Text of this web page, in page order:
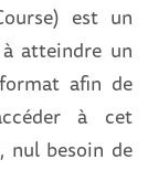
est un
atteindre un
afin de
à cet
nul besoin de